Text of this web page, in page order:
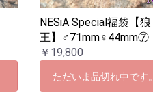
NESiA Special福袋【狼
王】♂71mm♀44mm⑦
￥19,800
ただいま品切れ中です。